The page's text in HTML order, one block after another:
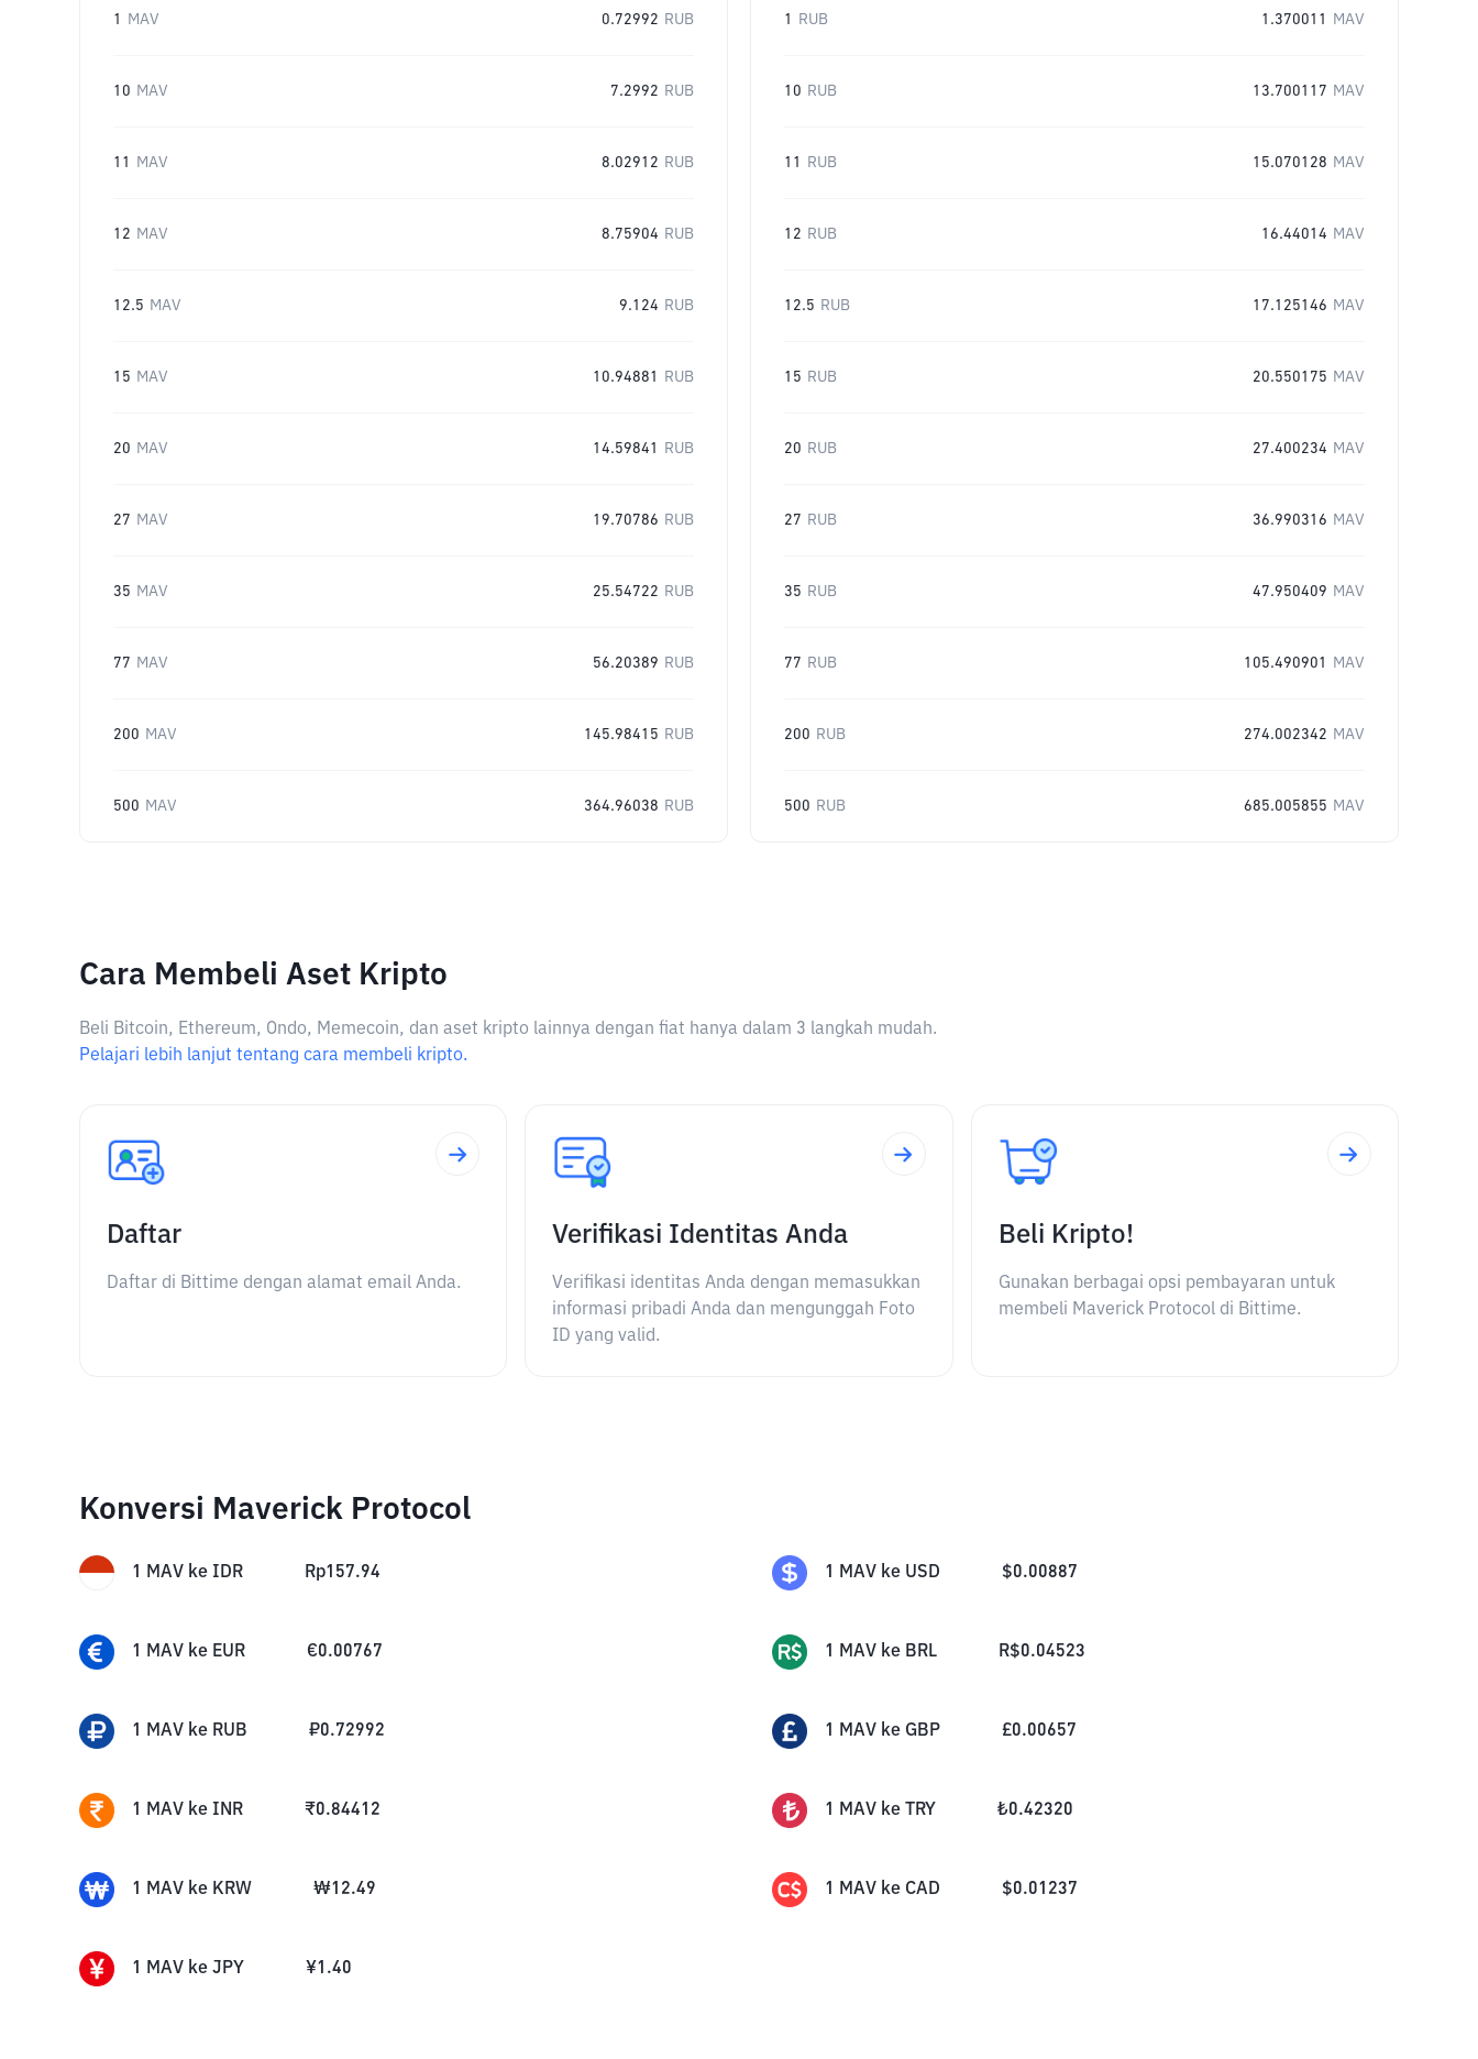
1 MAV 0.72992 RUB
10 MAV 7.2992 RUB
11 MAV 8.02912 RUB
12 MAV 8.75904 RUB
12.5 MAV 9.124 RUB
15 MAV 10.94881 RUB
20 MAV 14.59841 RUB
27 MAV 19.70786 RUB
35 MAV 25.54722 RUB
77 MAV 56.20389 RUB
200 MAV 145.98415 RUB
500 MAV 364.96038 RUB
1 RUB 1.370011 MAV
10 RUB 13.700117 MAV
11 RUB 15.070128 MAV
12 RUB 16.44014 MAV
12.5 RUB 17.125146 MAV
15 RUB 20.550175 MAV
20 RUB 27.400234 MAV
27 RUB 36.990316 MAV
35 RUB 47.950409 MAV
77 RUB 105.490901 MAV
200 RUB 274.002342 MAV
500 RUB 685.005855 MAV
Cara Membeli Aset Kripto
Beli Bitcoin, Ethereum, Ondo, Memecoin, dan aset kripto lainnya dengan fiat hanya dalam 3 langkah mudah.
Pelajari lebih lanjut tentang cara membeli kripto.
Daftar
Daftar di Bittime dengan alamat email Anda.
Verifikasi Identitas Anda
Verifikasi identitas Anda dengan memasukkan
informasi pribadi Anda dan mengunggah Foto
ID yang valid.
Beli Kripto!
Gunakan berbagai opsi pembayaran untuk
membeli Maverick Protocol di Bittime.
Konversi Maverick Protocol
1 MAV ke IDR Rp157.94 1 MAV ke USD $0.00887
1 MAV ke EUR €0.00767 1 MAV ke BRL R$0.04523
1 MAV ke RUB ₽0.72992 1 MAV ke GBP £0.00657
1 MAV ke INR ₹0.84412 1 MAV ke TRY ₺0.42320
1 MAV ke KRW ₩12.49 1 MAV ke CAD $0.01237
1 MAV ke JPY ¥1.40